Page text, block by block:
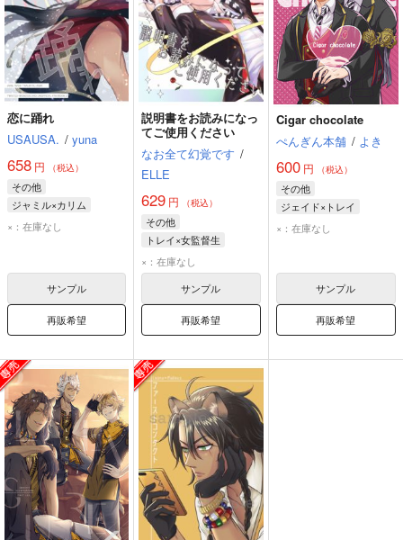
恋に踊れ
USAUSA. / yuna
658 円 （税込）
その他
ジャミル×カリム
ジャミル・バイパー
×：在庫なし
サンプル
再販希望
説明書をお読みになっ
てご使用ください
なお全て幻覚です /
ELLE
629 円 （税込）
その他
トレイ×女監督生
トレイ・クローバー
女監督生
×：在庫なし
サンプル
再販希望
Cigar chocolate
ぺんぎん本舗 / よき
600円 （税込）
その他
ジェイド×トレイ
トレイ・クローバー
×：在庫なし
サンプル
再販希望